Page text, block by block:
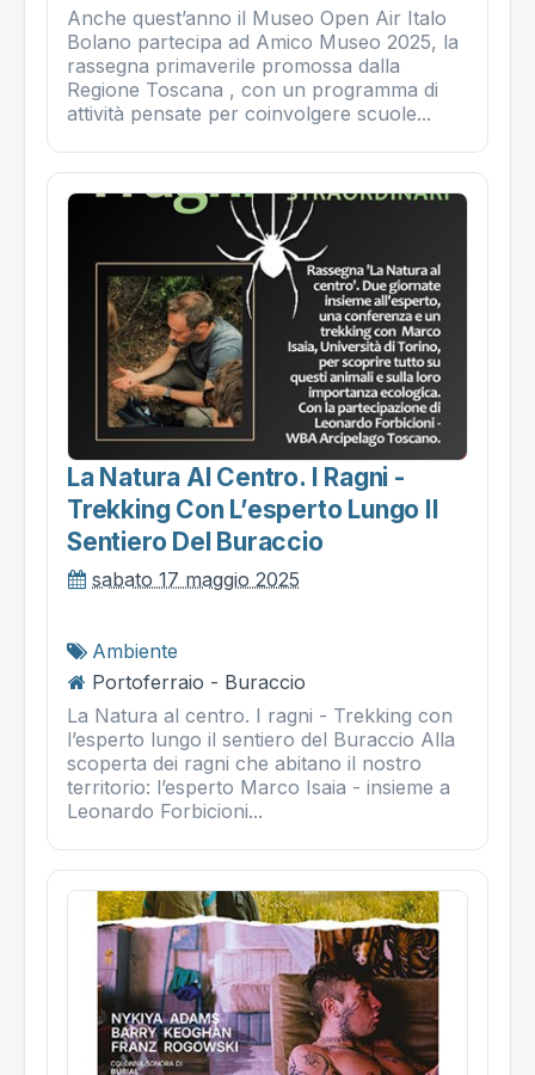
Anche quest’anno il Museo Open Air Italo
Bolano partecipa ad Amico Museo 2025, la
rassegna primaverile promossa dalla
Regione Toscana , con un programma di
attività pensate per coinvolgere scuole...
La Natura Al Centro. I Ragni -
Trekking Con L’esperto Lungo Il
Sentiero Del Buraccio
sabato 17 maggio 2025
Ambiente
Portoferraio - Buraccio
La Natura al centro. I ragni - Trekking con
l’esperto lungo il sentiero del Buraccio Alla
scoperta dei ragni che abitano il nostro
territorio: l’esperto Marco Isaia - insieme a
Leonardo Forbicioni...